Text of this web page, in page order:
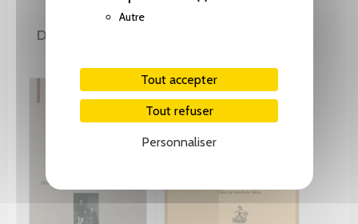
Autre
Tout accepter
Tout refuser
Personnaliser
DE LA MÊME COLLECTION